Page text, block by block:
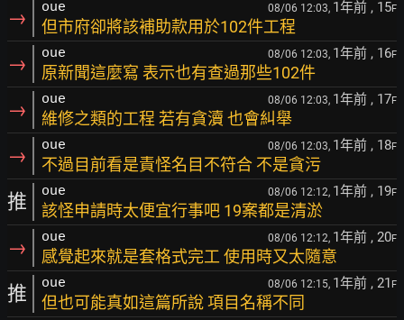
→ oue 08/06 12:03, 1年前 , 15F
但市府卻將該補助款用於102件工程
→ oue 08/06 12:03, 1年前 , 16F
原新聞這麼寫 表示也有查過那些102件
→ oue 08/06 12:03, 1年前 , 17F
維修之類的工程 若有貪瀆 也會糾舉
→ oue 08/06 12:03, 1年前 , 18F
不過目前看是責怪名目不符合 不是貪污
推 oue 08/06 12:12, 1年前 , 19F
該怪申請時太便宜行事吧 19案都是清淤
→ oue 08/06 12:12, 1年前 , 20F
感覺起來就是套格式完工 使用時又太隨意
推 oue 08/06 12:15, 1年前 , 21 F
但也可能真如這篇所說 項目名稱不同